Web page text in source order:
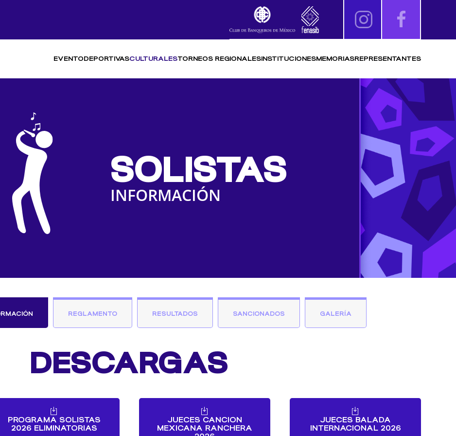
EVENTODEPORTIVASCULTURALESTORNEOS REGIONALESINSTITUCIONESMEMORIASREPRESENTANTES
SOLISTAS
INFORMACIÓN
REGLAMENTO RESULTADOS SANCIONADOS GALERÍA
DESCARGAS
PROGRAMA SOLISTAS
2026 ELIMINATORIAS
JUECES CANCION
MEXICANA RANCHERA
JUECES BALADA
INTERNACIONAL 2026